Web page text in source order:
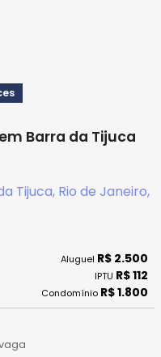
Barra da Tijuca
Tijuca, Rio de Janeiro,
Aluguel R$ 2.500
IPTU R$ 112
Condomínio R$ 1.800